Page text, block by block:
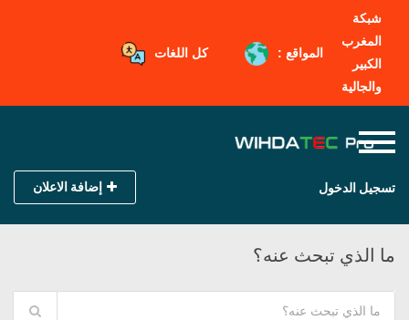
شبكة
المغرب
الكبير
والجالية
المواقع : كل اللغات
تسجيل الدخول إضافة الاعلان
ما الذي تبحث عنه؟